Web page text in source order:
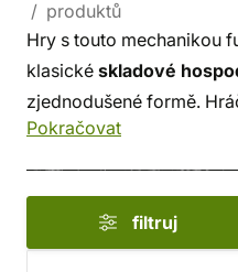
/ produktů
Hry s touto mechanikou
klasické skladové
zjednodušené formě.
suroviny, udržují
nejvícepeněznebo
Pokračovat
filtruj